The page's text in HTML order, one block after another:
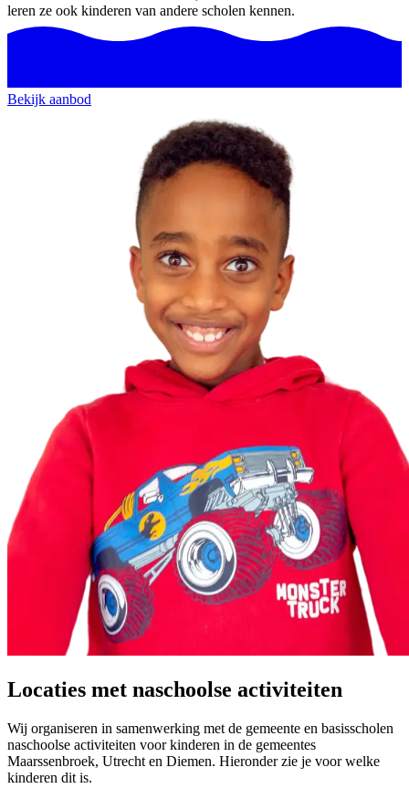
leren ze ook kinderen van andere scholen kennen.
Bekijk aanbod
Locaties met naschoolse activiteiten
Wij organiseren in samenwerking met de gemeente en basisscholen
naschoolse activiteiten voor kinderen in de gemeentes
Maarssenbroek, Utrecht en Diemen. Hieronder zie je voor welke
kinderen dit is.